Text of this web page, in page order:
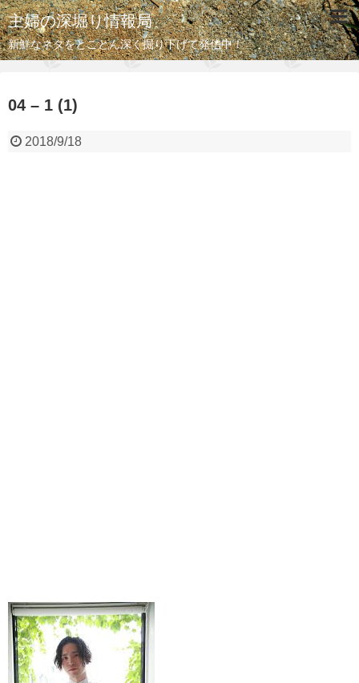
主婦の深堀り情報局
新鮮なネタをとことん深く掘り下げて発信中！
04 – 1 (1)
2018/9/18